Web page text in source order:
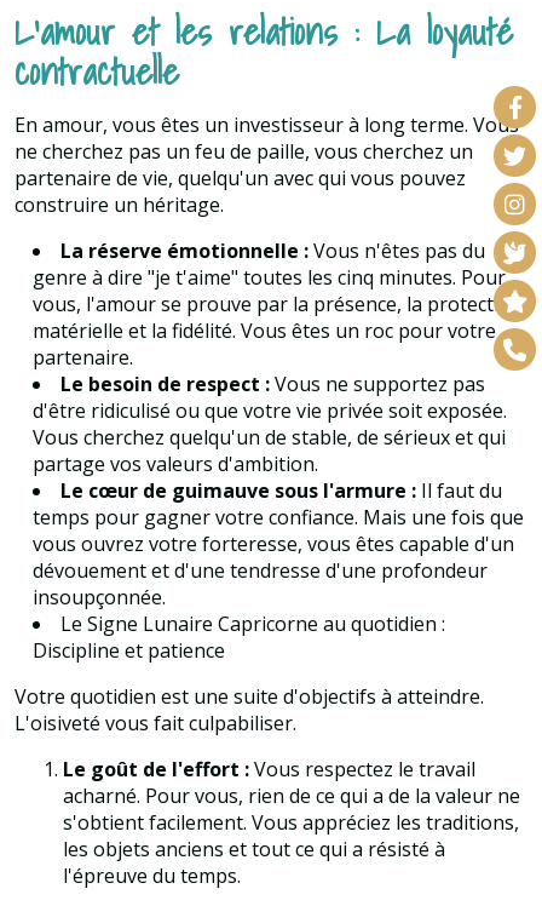
L'amour et les relations : La loyauté
contractuelle
En amour, vous êtes un investisseur à long terme. Vous
ne cherchez pas un feu de paille, vous cherchez un
partenaire de vie, quelqu'un avec qui vous pouvez
construire un héritage.
La réserve émotionnelle :Vous n'êtes pas du
genre à dire "je t'aime" toutes les cinq minutes. Pour
vous, l'amour se prouve par la présence, la protection
matérielle et la fidélité. Vous êtes un roc pour votre
partenaire.
Le besoin de respect :Vous ne supportez pas
d'être ridiculisé ou que votre vie privée soit exposée.
Vous cherchez quelqu'un de stable, de sérieux et qui
partage vos valeurs d'ambition.
Le cœur de guimauve sous l'armure : Il faut du
temps pour gagner votre confiance. Mais une fois que
vous ouvrez votre forteresse, vous êtes capable d'un
dévouement et d'une tendresse d'une profondeur
insoupçonnée.
Le Signe Lunaire Capricorne au quotidien :
Discipline et patience
Votre quotidien est une suite d'objectifs à atteindre.
L'oisiveté vous fait culpabiliser.
Le goût de l'effort :Vous respectez le travail
acharné. Pour vous, rien de ce qui a de la valeur ne
s'obtient facilement. Vous appréciez les traditions,
les objets anciens et tout ce qui a résisté à
l'épreuve du temps.